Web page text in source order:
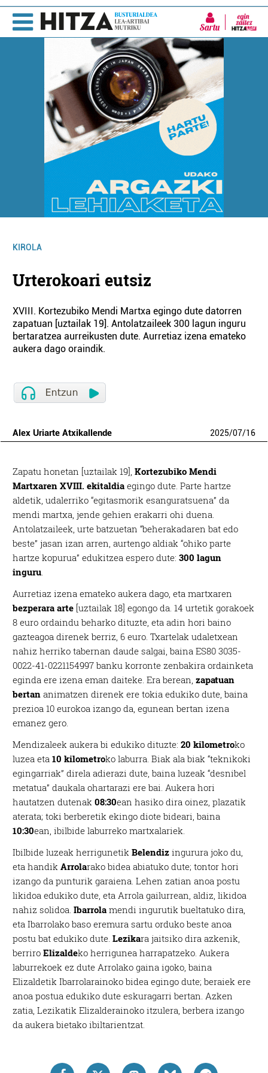
Sartu
KIROLA
Urterokoari eutsiz
XVIII. Kortezubiko Mendi Martxa egingo dute datorren
zapatuan [uztailak 19]. Antolatzaileek 300 lagun inguru
bertaratzea aurreikusten dute. Aurretiaz izena emateko
aukera dago oraindik.
Alex Uriarte Atxikallende 2025/07/16
Zapatu honetan [uztailak 19],Kortezubiko Mendi
Martxaren XVIII. ekitaldia egingo dute. Parte hartze
aldetik, udalerriko “egitasmorik esanguratsuena” da
mendi martxa, jende gehien erakarri ohi duena.
Antolatzaileek, urte batzuetan “beherakadaren bat edo
beste” jasan izan arren, aurtengo aldiak “ohiko parte
hartze kopurua” edukitzea espero dute:300 lagun
inguru.
Aurretiaz izena emateko aukera dago, eta martxaren
bezperara arte [uztailak 18] egongo da. 14 urtetik gorakoek
8 euro ordaindu beharko dituzte, eta adin hori baino
gazteagoa direnek berriz, 6 euro. Txartelak udaletxean
nahiz herriko tabernan daude salgai, baina ES80 3035-
0022-41-0221154997 banku korronte zenbakira ordainketa
eginda ere izena eman daiteke. Era berean,zapatuan
bertan animatzen direnek ere tokia edukiko dute, baina
prezioa 10 eurokoa izango da, egunean bertan izena
emanez gero.
Mendizaleek aukera bi edukiko dituzte:20 kilometroko
luzea eta10 kilometroko laburra. Biak ala biak “teknikoki
egingarriak” direla adierazi dute, baina luzeak “desnibel
metatua” daukala ohartarazi ere bai. Aukera hori
hautatzen dutenak 08:30ean hasiko dira oinez, plazatik
aterata; toki berberetik ekingo diote bideari, baina
10:30ean, ibilbide laburreko martxalariek.
Ibilbide luzeak herrigunetikBelendiz ingurura joko du,
eta handikArrolarako bidea abiatuko dute; tontor hori
izango da punturik garaiena. Lehen zatian anoa postu
likidoa edukiko dute, eta Arrola gailurrean, aldiz, likidoa
nahiz solidoa.Ibarrola mendi ingurutik bueltatuko dira,
eta Ibarrolako baso eremura sartu orduko beste anoa
postu bat edukiko dute. Lezikara jaitsiko dira azkenik,
berriro Elizaldeko herrigunea harrapatzeko. Aukera
laburrekoek ez dute Arrolako gaina igoko, baina
Elizaldetik Ibarrolarainoko bidea egingo dute; beraiek ere
anoa postua edukiko dute eskuragarri bertan. Azken
zatia, Lezikatik Elizalderainoko itzulera, berbera izango
da aukera bietako ibiltarientzat.